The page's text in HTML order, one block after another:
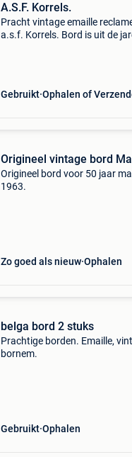
A.S.F. Korrels.
Pracht vintage emaille
a.s.f. Korrels. Bord is uit de
Gebruikt Ophalen of
Origineel vintage bord
Origineel bord voor 50 jaar
1963.
Zo goed als nieuw Ophalen
belga bord 2 stuks
Prachtige borden. Emaille,
bornem.
Gebruikt Ophalen